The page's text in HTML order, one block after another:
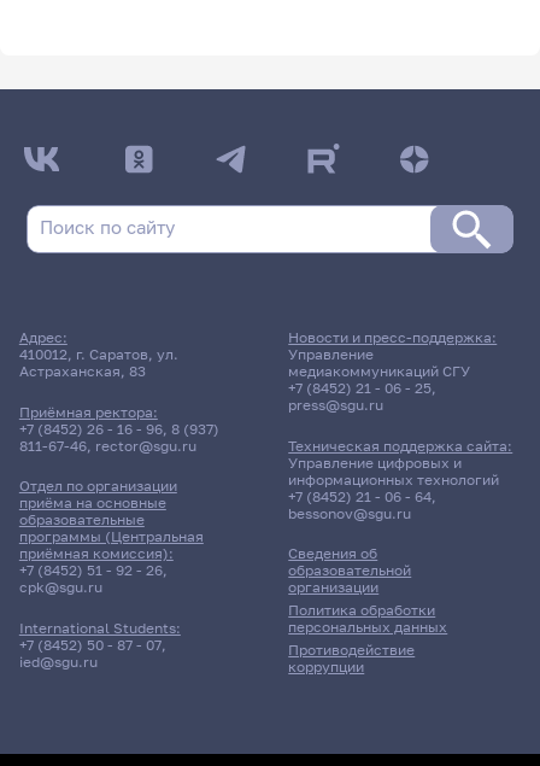
Адрес:
410012, г. Саратов, ул.
Астраханская, 83
Приёмная ректора:
+7 (8452) 26 - 16 - 96, 8 (937)
811-67-46, rector@sgu.ru
Отдел по организации
приёма на основные
образовательные
программы (Центральная
приёмная комиссия):
+7 (8452) 51 - 92 - 26,
cpk@sgu.ru
International Students:
+7 (8452) 50 - 87 - 07,
ied@sgu.ru
Сведения об
образовательной
организации
Политика обработки
персональных данных
Противодействие
коррупции
Новости и пресс-поддержка:
Управление
медиакоммуникаций СГУ
+7 (8452) 21 - 06 - 25,
press@sgu.ru
Техническая поддержка сайта:
Управление цифровых и
информационных технологий
+7 (8452) 21 - 06 - 64,
bessonov@sgu.ru